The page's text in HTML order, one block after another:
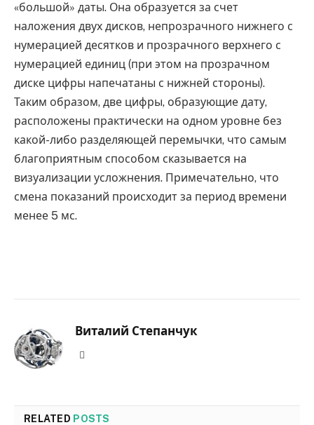
«большой» даты. Она образуется за счет
наложения двух дисков, непрозрачного нижнего с
нумерацией десятков и прозрачного верхнего с
нумерацией единиц (при этом на прозрачном
диске цифры напечатаны с нижней стороны).
Таким образом, две цифры, образующие дату,
расположены практически на одном уровне без
какой-либо разделяющей перемычки, что самым
благоприятным способом сказывается на
визуализации усложнения. Примечательно, что
смена показаний происходит за период времени
менее 5 мс.
Виталий Степанчук
RELATED POSTS